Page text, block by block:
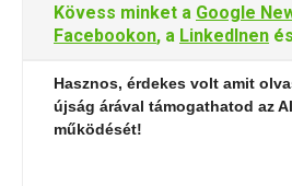
Kövess minket a Google
Facebookon, a LinkedInen
Hasznos, érdekes volt amit
újság árával támogathatod az
működését!